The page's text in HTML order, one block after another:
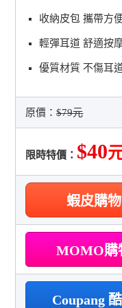
收納皮包 攜帶方
輕彈耳道 舒適按
優質材質 不傷耳
原價：$79元
限時特價： $40
蝦皮購物
MOMO購
Coupang